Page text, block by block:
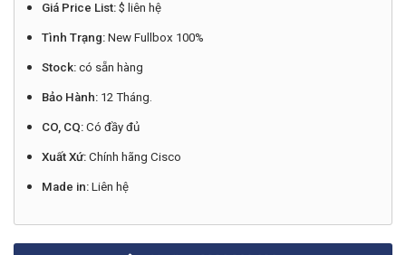
Giá Price List:$ liên hệ
Tình Trạng:New Fullbox 100%
Stock:có sẵn hàng
Bảo Hành: 12 Tháng.
CO, CQ: Có đầy đủ
Xuất Xứ:Chính hãng Cisco
Made in:Liên hệ